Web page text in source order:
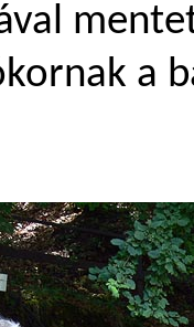
a